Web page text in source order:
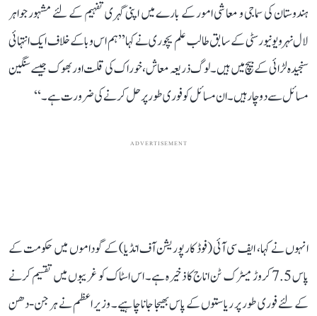
ہندوستان کی سماجی و معاشی امور کے بارے میں اپنی گہری تفہیم کے لئے مشہور جواہر
لال نہرو یونیورسٹی کے سابق طالب علم یچوری نے کہا ’’ہم اس وبا کے خلاف ایک انتہائی
سنجیدہ لڑائی کے بیچ میں ہیں۔ لوگ ذریعہ معاش، خوراک کی قلت اور بھوک جیسے سنگین
مسائل سے دو چار ہیں۔ ان مسائل کو فوری طور پر حل کرنے کی ضرورت ہے۔‘‘
ADVERTISEMENT
انہوں نے کہا، ایف سی آئی (فوڈ کارپوریشن آف انڈیا) کے گوداموں میں حکومت کے
پاس 7.5 کروڑ میٹرک ٹن اناج کا ذخیرہ ہے۔ اس اسٹاک کو غریبوں میں تقسیم کرنے
کے لئے فوری طور پر ریاستوں کے پاس بھیجا جانا چاہیے۔ وزیر اعظم نے ہر جن-دھن